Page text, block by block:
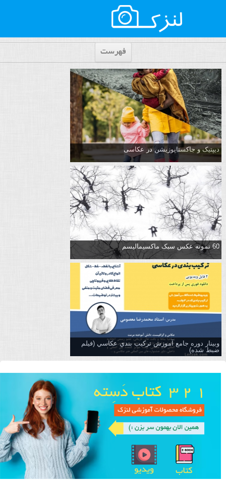
فهرست
دیپتیک و جاکستا‌پوزیشن در عکاسی
60 نمونه عکس سبک ماکسیمالیسم
وبینار دوره جامع آموزش تركيب بندي عكاسي (فیلم
ضبط شده)